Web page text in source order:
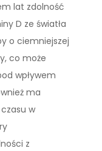
lat zdolność
D ze światła
o ciemniejszej
co może
wpływem
ma
w
z